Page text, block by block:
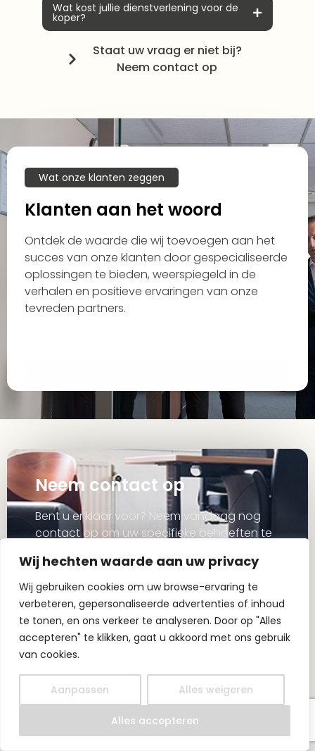
Wij hechten waarde aan uw privacy
Wij gebruiken cookies om uw browse-ervaring te
verbeteren, gepersonaliseerde advertenties of inhoud
te tonen, en ons verkeer te analyseren. Door op "Alles
accepteren" te klikken, gaat u akkoord met ons gebruik
van cookies.
Aanpassen Alles weigeren
Alles accepteren
Wat kost jullie dienstverlening voor de
koper?
Staat uw vraag er niet bij?
Neem contact op
Wat onze klanten zeggen
Klanten aan het woord
Ontdek de waarde die wij toevoegen aan het
succes van onze klanten door gespecialiseerde
oplossingen te bieden, weerspiegeld in de
verhalen en positieve ervaringen van onze
tevreden partners.
Neem contact op
Bent u er klaar voor? Neem vandaag nog
contact op om uw specifieke behoeften te
leiden tot een prachtige nieuwe aankoop.
info@mionrealestate.com
+31 164 782 444
Boerenverdriet 20 4613AK, Bergen op
Zoom
Contact opnemen